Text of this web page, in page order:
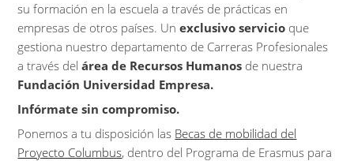
su formación en la escuela a través de prácticas en
empresas de otros países. Unexclusivo servicio que
gestiona nuestro departamento de Carreras Profesionales
a través delárea de Recursos Humanos de nuestra
Fundación Universidad Empresa.
Infórmate sin compromiso.
Ponemos a tu disposición las Becas de mobilidad del
Proyecto Columbus, dentro del Programa de Erasmus para